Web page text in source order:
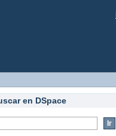
en DSpace